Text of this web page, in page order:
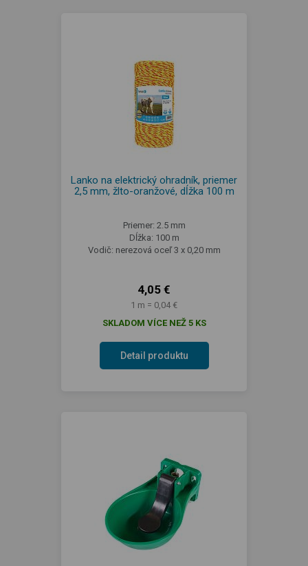
Lanko na elektrický ohradník, priemer
2,5 mm, žlto-oranžové, dĺžka 100 m
Priemer: 2.5 mm
Dĺžka: 100 m
Vodič: nerezová oceľ 3 x 0,20 mm
4,05 €
1 m = 0,04 €
SKLADOM VÍCE NEŽ 5 KS
Detail produktu